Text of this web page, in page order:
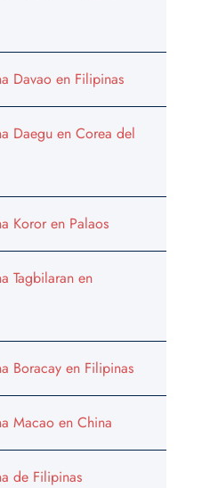
Davao en Filipinas
Daegu en Corea del
Koror en Palaos
Tagbilaran en
Boracay en Filipinas
Macao en China
de Filipinas